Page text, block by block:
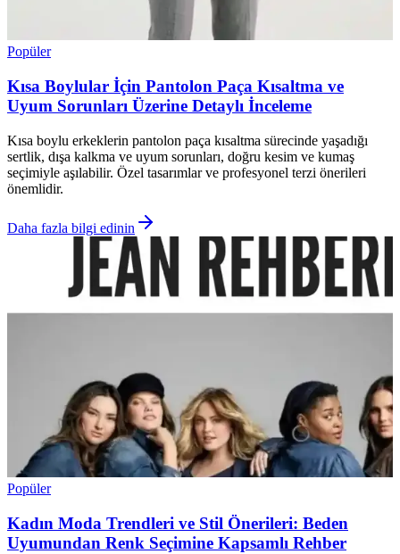
Popüler
Kısa Boylular İçin Pantolon Paça Kısaltma ve
Uyum Sorunları Üzerine Detaylı İnceleme
Kısa boylu erkeklerin pantolon paça kısaltma sürecinde yaşadığı
sertlik, dışa kalkma ve uyum sorunları, doğru kesim ve kumaş
seçimiyle aşılabilir. Özel tasarımlar ve profesyonel terzi önerileri
önemlidir.
Daha fazla bilgi edinin
Popüler
Kadın Moda Trendleri ve Stil Önerileri: Beden
Uyumundan Renk Seçimine Kapsamlı Rehber